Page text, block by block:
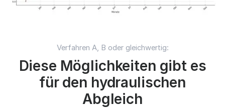
Verfahren A, B oder gleichwertig:
Diese Möglichkeiten gibt es
für den hydraulischen
Abgleich